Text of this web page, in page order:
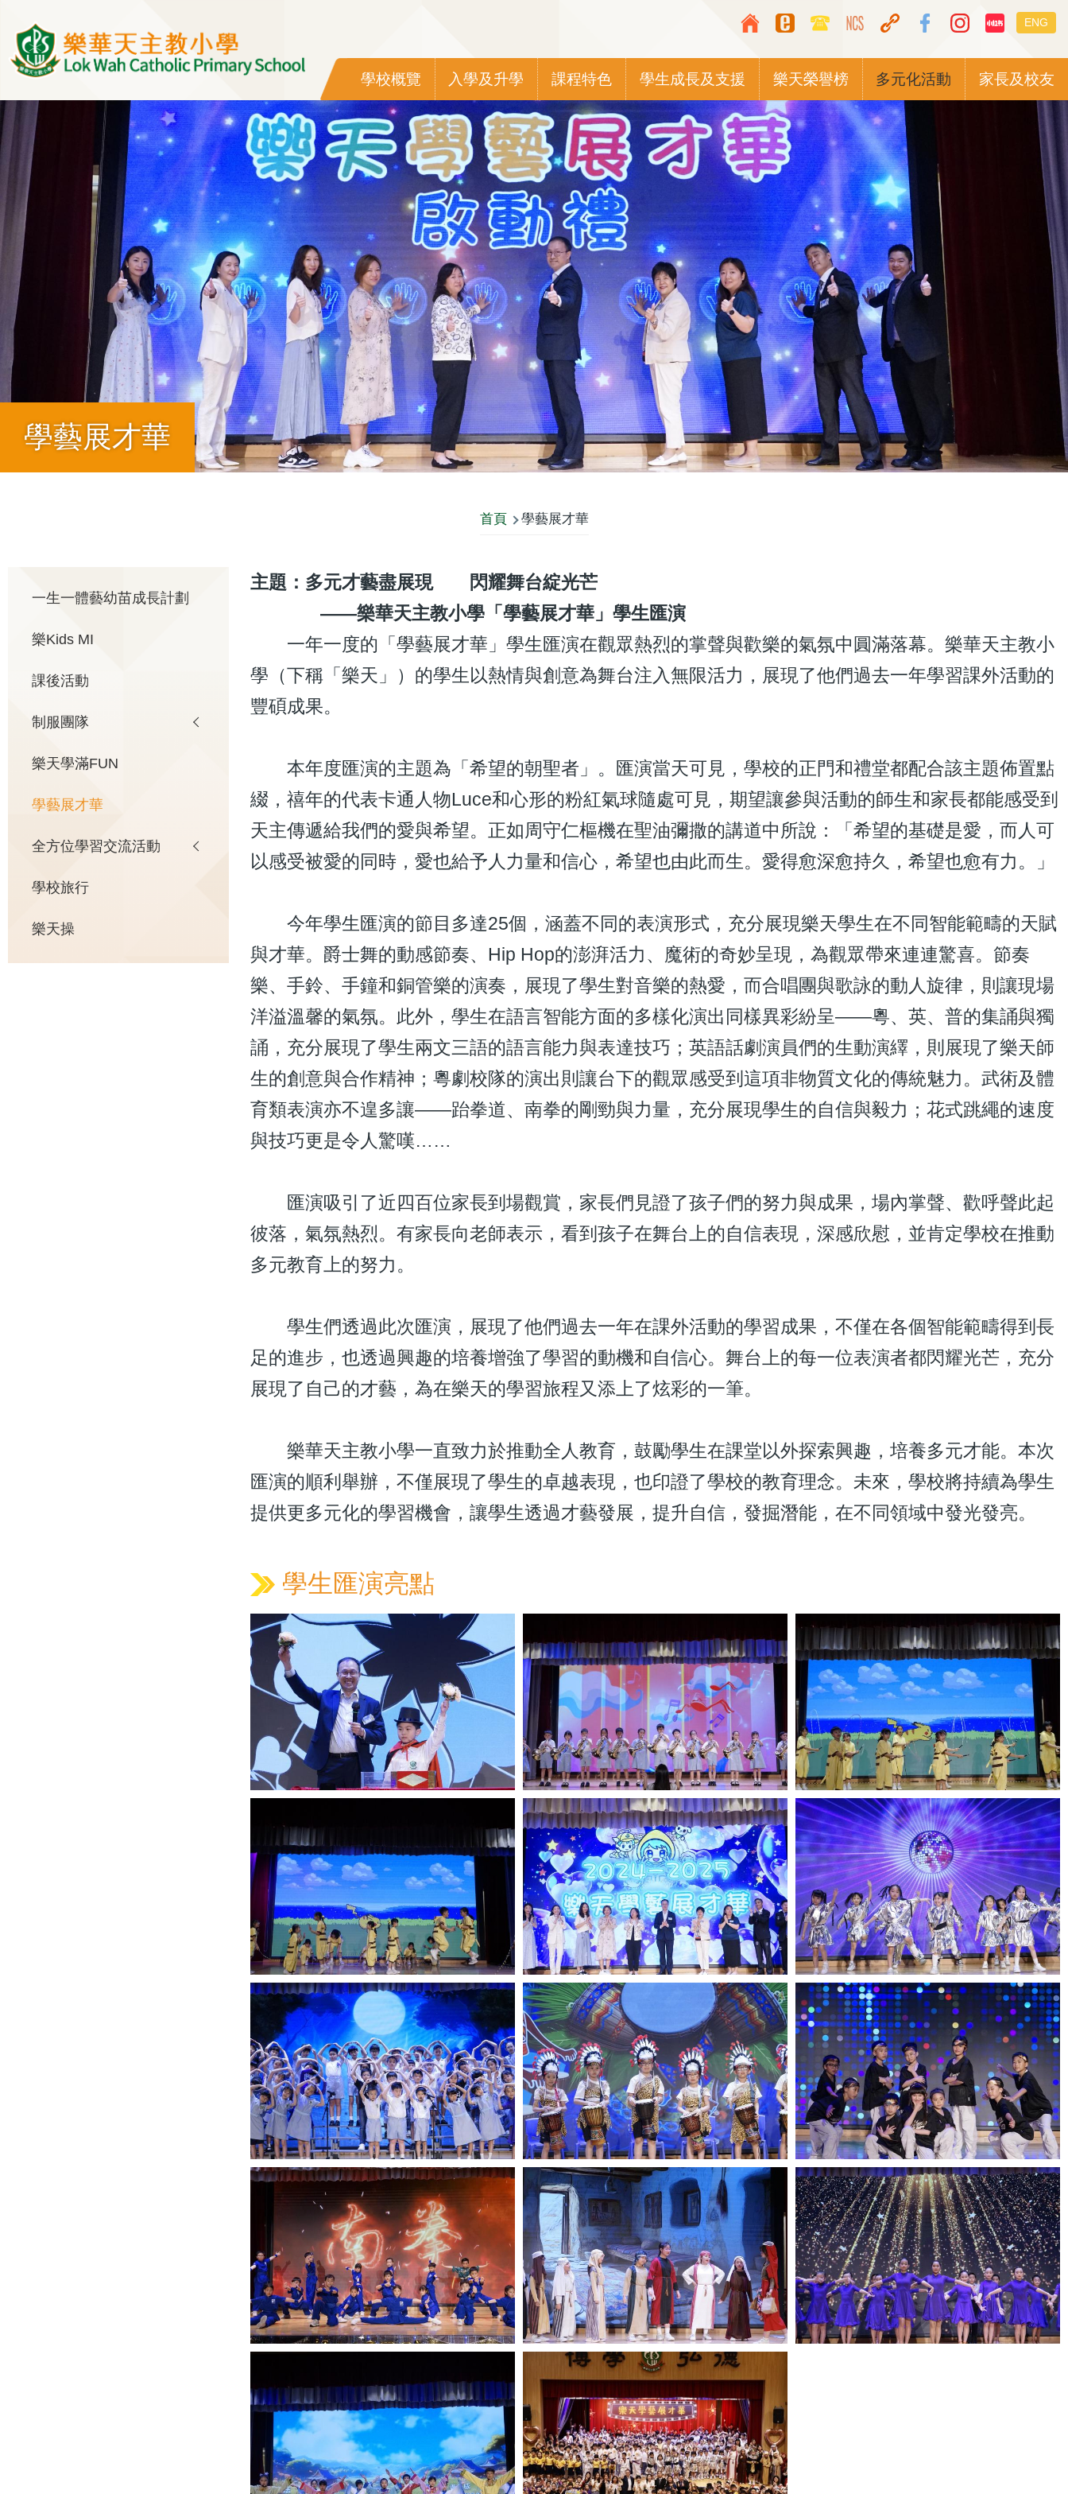
Top
Media
Icon
Button
switcher
ENG
Main
navigation
學校概覽 入學及升學 課程特色 學生成長及支援 樂天榮譽榜 多元化活動 家長及校友
學藝展才華
首頁 學藝展才華
主題：多元才藝盡展現 閃耀舞台綻光芒
——樂華天主教小學「學藝展才華」學生匯演
一年一度的「學藝展才華」學生匯演在觀眾熱烈的掌聲與歡樂的氣氛中圓滿落幕。樂華天主教小
學（下稱「樂天」）的學生以熱情與創意為舞台注入無限活力，展現了他們過去一年學習課外活動的
豐碩成果。
本年度匯演的主題為「希望的朝聖者」。匯演當天可見，學校的正門和禮堂都配合該主題佈置點
綴，禧年的代表卡通人物Luce和心形的粉紅氣球隨處可見，期望讓參與活動的師生和家長都能感受到
天主傳遞給我們的愛與希望。正如周守仁樞機在聖油彌撒的講道中所說：「希望的基礎是愛，而人可
以感受被愛的同時，愛也給予人力量和信心，希望也由此而生。愛得愈深愈持久，希望也愈有力。」
今年學生匯演的節目多達25個，涵蓋不同的表演形式，充分展現樂天學生在不同智能範疇的天賦
與才華。爵士舞的動感節奏、Hip Hop的澎湃活力、魔術的奇妙呈現，為觀眾帶來連連驚喜。節奏
樂、手鈴、手鐘和銅管樂的演奏，展現了學生對音樂的熱愛，而合唱團與歌詠的動人旋律，則讓現場
洋溢溫馨的氣氛。此外，學生在語言智能方面的多樣化演出同樣異彩紛呈——粵、英、普的集誦與獨
誦，充分展現了學生兩文三語的語言能力與表達技巧；英語話劇演員們的生動演繹，則展現了樂天師
生的創意與合作精神；粵劇校隊的演出則讓台下的觀眾感受到這項非物質文化的傳統魅力。武術及體
育類表演亦不遑多讓——跆拳道、南拳的剛勁與力量，充分展現學生的自信與毅力；花式跳繩的速度
與技巧更是令人驚嘆……
匯演吸引了近四百位家長到場觀賞，家長們見證了孩子們的努力與成果，場內掌聲、歡呼聲此起
彼落，氣氛熱烈。有家長向老師表示，看到孩子在舞台上的自信表現，深感欣慰，並肯定學校在推動
多元教育上的努力。
學生們透過此次匯演，展現了他們過去一年在課外活動的學習成果，不僅在各個智能範疇得到長
足的進步，也透過興趣的培養增強了學習的動機和自信心。舞台上的每一位表演者都閃耀光芒，充分
展現了自己的才藝，為在樂天的學習旅程又添上了炫彩的一筆。
樂華天主教小學一直致力於推動全人教育，鼓勵學生在課堂以外探索興趣，培養多元才能。本次
匯演的順利舉辦，不僅展現了學生的卓越表現，也印證了學校的教育理念。未來，學校將持續為學生
提供更多元化的學習機會，讓學生透過才藝發展，提升自信，發掘潛能，在不同領域中發光發亮。
學生匯演亮點
Main
navigation
一生一體藝幼苗成長計劃
樂Kids MI
課後活動
制服團隊
樂天學滿FUN
學藝展才華
全方位學習交流活動
學校旅行
樂天操